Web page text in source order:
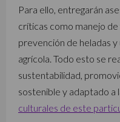
Para ello, entregarán
críticas como manejo
prevención de heladas
agrícola. Todo esto se
sustentabilidad,
sostenible y adaptado a
culturales de este